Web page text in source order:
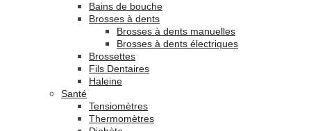
Bains de bouche
Brosses à dents
Brosses à dents manuelles
Brosses à dents électriques
Brossettes
Fils Dentaires
Haleine
Santé
Tensiomètres
Thermomètres